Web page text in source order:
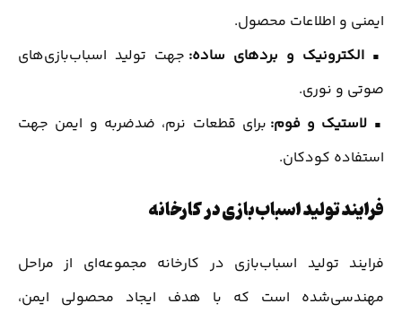
ایمنی و اطلاعات محصول.
▪ الکترونیک و بردهای ساده: جهت تولید اسباب‌بازی‌های
صوتی و نوری.
▪ لاستیک و فوم: برای قطعات نرم، ضدضربه و ایمن جهت
استفاده کودکان.
فرایند تولید اسباب‌بازی در کارخانه
فرایند تولید اسباب‌بازی در کارخانه مجموعه‌ای از مراحل
مهندسی‌شده است که با هدف ایجاد محصولی ایمن،